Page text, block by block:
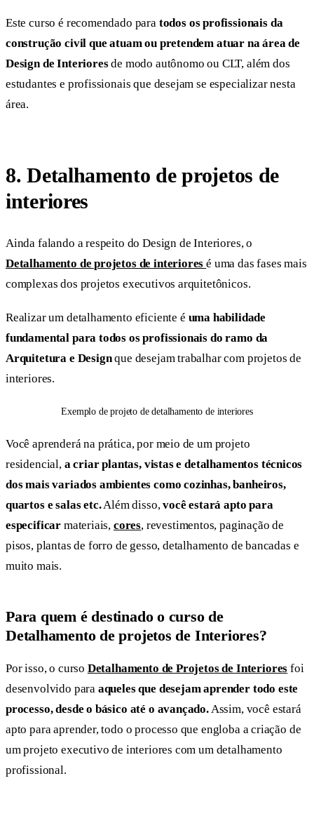
Este curso é recomendado para todos os profissionais da
construção civil que atuam ou pretendem atuar na área de
Design de Interioresde modo autônomo ou CLT, além dos
estudantes e profissionais que desejam se especializar nesta
área.
8. Detalhamento de projetos de
interiores
Ainda falando a respeito do Design de Interiores, o
Detalhamento de projetos de interioresé uma das fases mais
complexas dos projetos executivos arquitetônicos.
Realizar um detalhamento eficiente é uma habilidade
fundamental para todos os profissionais do ramo da
Arquitetura e Designque desejam trabalhar com projetos de
interiores.
Exemplo de projeto de detalhamento de interiores
Você aprenderá na prática, por meio de um projeto
residencial, a criar plantas, vistas e detalhamentos técnicos
dos mais variados ambientes como cozinhas, banheiros,
quartos e salas etc.Além disso,você estará apto para
especificar materiais, cores, revestimentos, paginação de
pisos, plantas de forro de gesso, detalhamento de bancadas e
muito mais.
Para quem é destinado o curso de
Detalhamento de projetos de Interiores?
Por isso, o curso Detalhamento de Projetos de Interiores foi
desenvolvido para aqueles que desejam aprender todo este
processo, desde o básico até o avançado.Assim, você estará
apto para aprender, todo o processo que engloba a criação de
um projeto executivo de interiores com um detalhamento
profissional.